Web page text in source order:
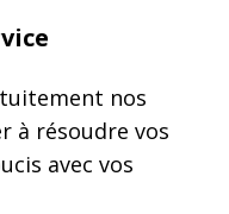
nos
à résoudre vos
avec vos